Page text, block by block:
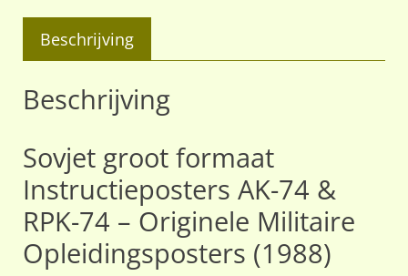
Beschrijving
Beschrijving
Sovjet groot formaat
Instructieposters AK-74 &
RPK-74 – Originele Militaire
Opleidingsposters (1988)